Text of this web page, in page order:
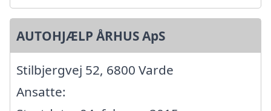
AUTOHJÆLP ÅRHUS ApS
Stilbjergvej 52, 6800 Varde
Ansatte: